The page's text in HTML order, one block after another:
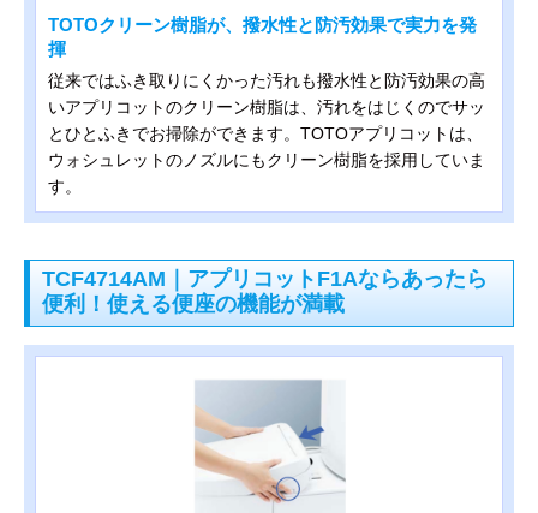
TOTOクリーン樹脂が、撥水性と防汚効果で実力を発
揮
従来ではふき取りにくかった汚れも撥水性と防汚効果の高
いアプリコットのクリーン樹脂は、汚れをはじくのでサッ
とひとふきでお掃除ができます。TOTOアプリコットは、
ウォシュレットのノズルにもクリーン樹脂を採用していま
す。
TCF4714AM｜アプリコットF1Aならあったら
便利！使える便座の機能が満載